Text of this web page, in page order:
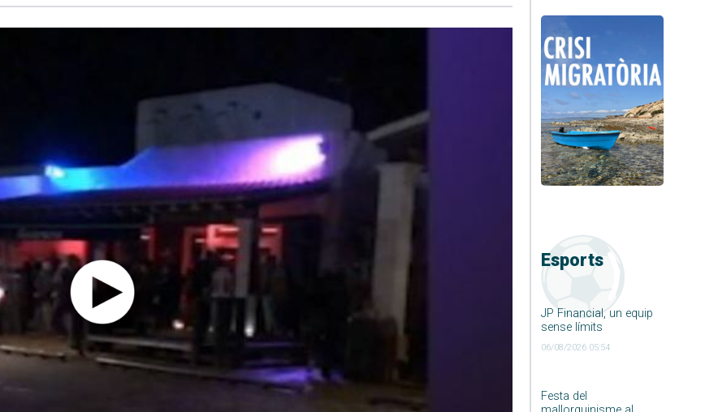
Esports
JP Financial, un equip
sense límits
06/08/2026 05:54
Festa del